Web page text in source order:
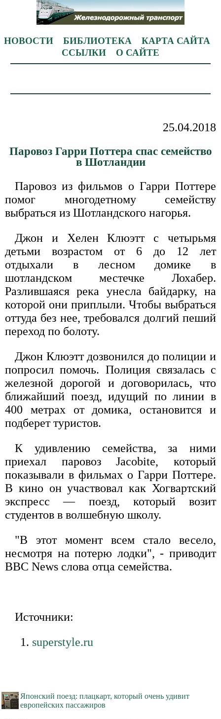
НОВОСТИ БИБЛИОТЕКА
КАРТА САЙТА
ССЫЛКИ
О САЙТЕ
25.04.2018
Паровоз Гарри Поттера спас семейство
в Шотландии
Паровоз из фильмов о Гарри Поттере
помог многодетному семейству
выбраться из Шотландского нагорья.
Джон и Хелен Клюэтт с четырьмя
детьми возрастом от 6 до 12 лет
отдыхали в лесном домике в
шотландском местечке Лохабер.
Разлившаяся река унесла байдарку, на
которой они приплыли. Чтобы выбраться
оттуда без нее, требовался долгий пеший
переход по болоту.
Джон Клюэтт дозвонился до полиции и
попросил помочь. Полиция связалась с
железной дорогой и договорилась, что
ближайший поезд, идущий по линии в
400 метрах от домика, остановится и
подберет туристов.
К удивлению семейства, за ними
приехал паровоз Jacobite, который
показывали в фильмах о Гарри Поттере.
В кино он участвовал как Хогвартский
экспресс — поезд, который возит
студентов в волшебную школу.
"В этот момент всем стало весело,
несмотря на потерю лодки", - приводит
BBC News слова отца семейства.
Источники:
superstyle.ru
Японский поезд: плацкарт, который очень удивит
европейских пассажиров